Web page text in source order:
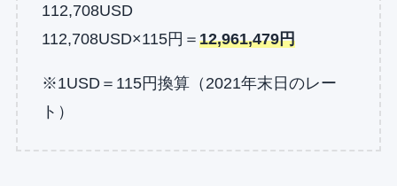
112,708USD
112,708USD×115円＝ 12,961,479円
※1USD＝115円換算（2021年末日のレー
ト）